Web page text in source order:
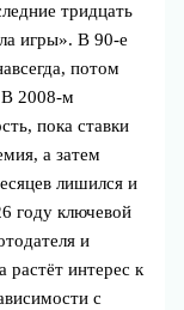
тридцать
игры». В 90‑е
потом
2008‑м
пока ставки
а затем
лишился и
году ключевой
и
растёт интерес к
с